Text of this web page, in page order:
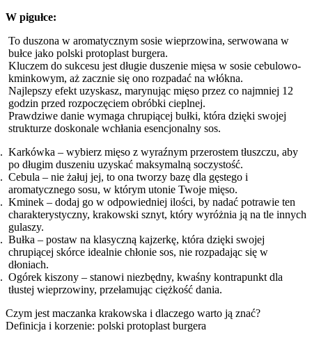
W pigułce:
To duszona w aromatycznym sosie wieprzowina, serwowana w
bułce jako polski protoplast burgera.
Kluczem do sukcesu jest długie duszenie mięsa w sosie cebulowo-
kminkowym, aż zacznie się ono rozpadać na włókna.
Najlepszy efekt uzyskasz, marynując mięso przez co najmniej 12
godzin przed rozpoczęciem obróbki cieplnej.
Prawdziwe danie wymaga chrupiącej bułki, która dzięki swojej
strukturze doskonale wchłania esencjonalny sos.
Karkówka – wybierz mięso z wyraźnym przerostem tłuszczu, aby
po długim duszeniu uzyskać maksymalną soczystość.
Cebula – nie żałuj jej, to ona tworzy bazę dla gęstego i
aromatycznego sosu, w którym utonie Twoje mięso.
Kminek – dodaj go w odpowiedniej ilości, by nadać potrawie ten
charakterystyczny, krakowski sznyt, który wyróżnia ją na tle innych
gulaszy.
Bułka – postaw na klasyczną kajzerkę, która dzięki swojej
chrupiącej skórce idealnie chłonie sos, nie rozpadając się w
dłoniach.
Ogórek kiszony – stanowi niezbędny, kwaśny kontrapunkt dla
tłustej wieprzowiny, przełamując ciężkość dania.
Czym jest maczanka krakowska i dlaczego warto ją znać?
Definicja i korzenie: polski protoplast burgera